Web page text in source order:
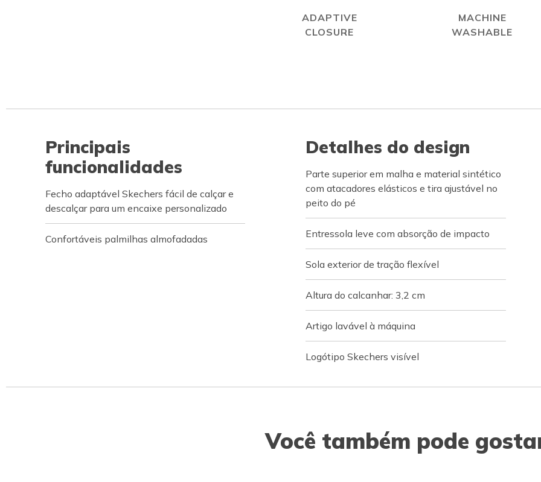
ADAPTIVE
CLOSURE
MACHINE
WASHABLE
Principais
funcionalidades
Fecho adaptável Skechers fácil de calçar e
descalçar para um encaixe personalizado
Confortáveis palmilhas almofadadas
Detalhes do design
Parte superior em malha e material sintético
com atacadores elásticos e tira ajustável no
peito do pé
Entressola leve com absorção de impacto
Sola exterior de tração flexível
Altura do calcanhar: 3,2 cm
Artigo lavável à máquina
Logótipo Skechers visível
Você também pode